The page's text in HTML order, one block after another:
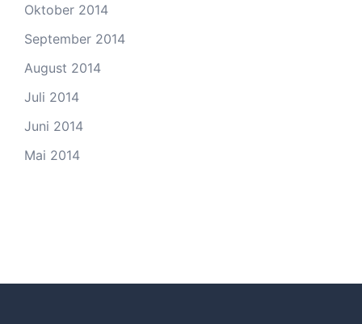
Oktober 2014
September 2014
August 2014
Juli 2014
Juni 2014
Mai 2014